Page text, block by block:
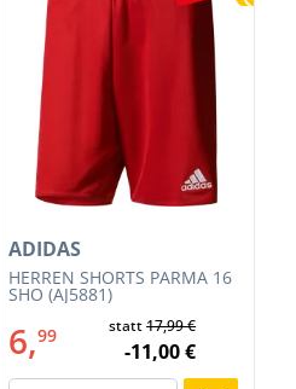
HERREN SHORTS PARMA 16
SHO (AJ5881)
ADIDAS
6,99 statt17,99 €
-11,00 €